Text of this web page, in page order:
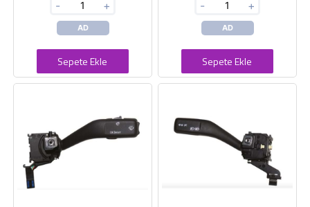
- +
AD
Sepete Ekle
- +
AD
Sepete Ekle